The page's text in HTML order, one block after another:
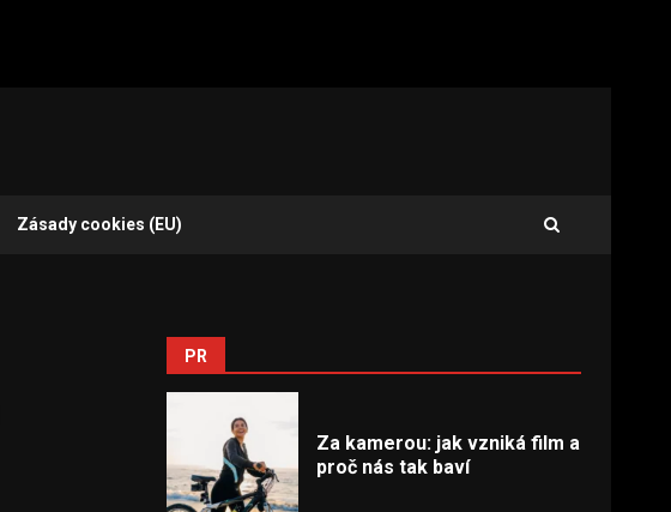
Zásady cookies (EU)
PR
Za kamerou: jak vzniká film a
proč nás tak baví